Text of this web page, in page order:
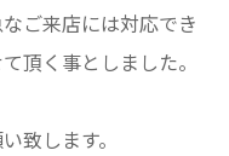
ご来店には対応でき
頂く事としました。
致します。